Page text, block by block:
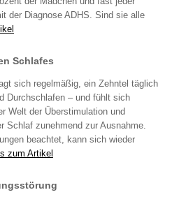
der Diagnose ADHS. Sind sie alle
Schlafes
sich regelmäßig, ein Zehntel täglich
Durchschlafen – und fühlt sich
Welt der Überstimulation und
Schlaf zunehmend zur Ausnahme.
beachtet, kann sich wieder
zum Artikel